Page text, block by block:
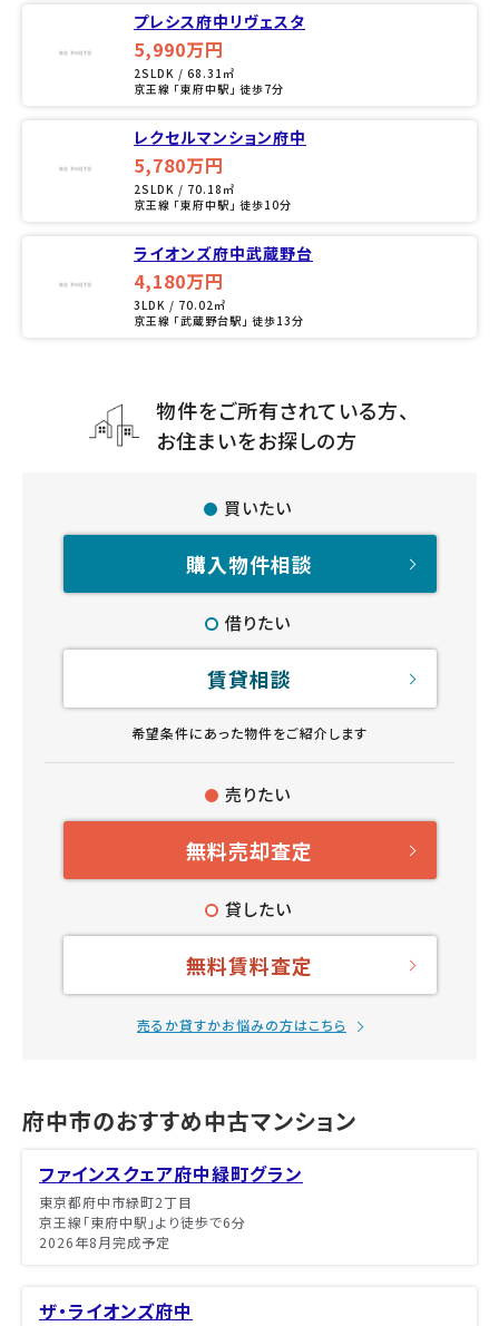
プレシス府中リヴェスタ
5,990万円
2SLDK / 68.31㎡
京王線 「東府中駅」 徒歩7分
レクセルマンション府中
5,780万円
2SLDK / 70.18㎡
京王線 「東府中駅」 徒歩10分
ライオンズ府中武蔵野台
4,180万円
3LDK / 70.02㎡
京王線 「武蔵野台駅」 徒歩13分
物件をご所有されている方、
お住まいをお探しの方
買いたい
購入物件相談
借りたい
賃貸相談
希望条件にあった物件をご紹介します
売りたい
無料売却査定
貸したい
無料賃料査定
売るか貸すかお悩みの方はこちら
府中市のおすすめ中古マンション
ファインスクェア府中緑町グラン
東京都府中市緑町2丁目
京王線「東府中駅」より徒歩で6分
2026年8月完成予定
ザ・ライオンズ府中